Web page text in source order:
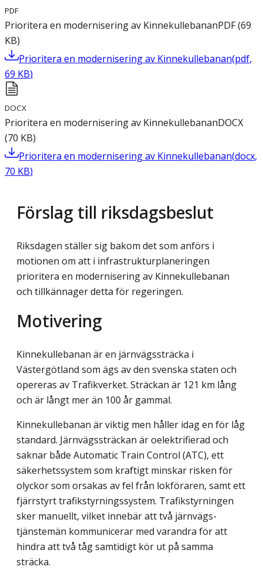
PDF
Prioritera en modernisering av KinnekullebananPDF(69
KB)
Prioritera en modernisering av Kinnekullebanan(pdf,
69 KB)
DOCX
Prioritera en modernisering av KinnekullebananDOCX
(70 KB)
Prioritera en modernisering av Kinnekullebanan(docx,
70 KB)
Förslag till riksdagsbeslut
Riksdagen ställer sig bakom det som anförs i
motionen om att i infrastrukturplaneringen
prioritera en modernisering av Kinnekullebanan
och tillkännager detta för regeringen.
Motivering
Kinnekullebanan är en järnvägssträcka i
Västergötland som ägs av den svenska staten och
opereras av Trafikverket. Sträckan är 121 km lång
och är långt mer än 100 år gammal.
Kinnekullebanan är viktig men håller idag en för låg
standard. Järnvägssträckan är oelektrifierad och
saknar både Automatic Train Control (ATC), ett
säkerhetssystem som kraftigt minskar risken för
olyckor som orsakas av fel från lokföraren, samt ett
fjärrstyrt trafikstyrningssystem. Trafikstyrningen
sker manuellt, vilket innebär att två järnvägs-
tjänstemän kommunicerar med varandra för att
hindra att två tåg samtidigt kör ut på samma
sträcka.